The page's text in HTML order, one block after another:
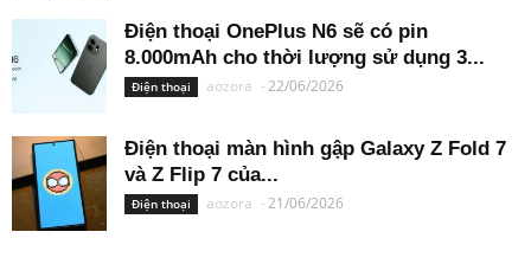
Điện thoại OnePlus N6 sẽ có pin
8.000mAh cho thời lượng sử dụng 3...
Điện thoại aozora -22/06/2026
Điện thoại màn hình gập Galaxy Z Fold 7
và Z Flip 7 của...
Điện thoại aozora -21/06/2026